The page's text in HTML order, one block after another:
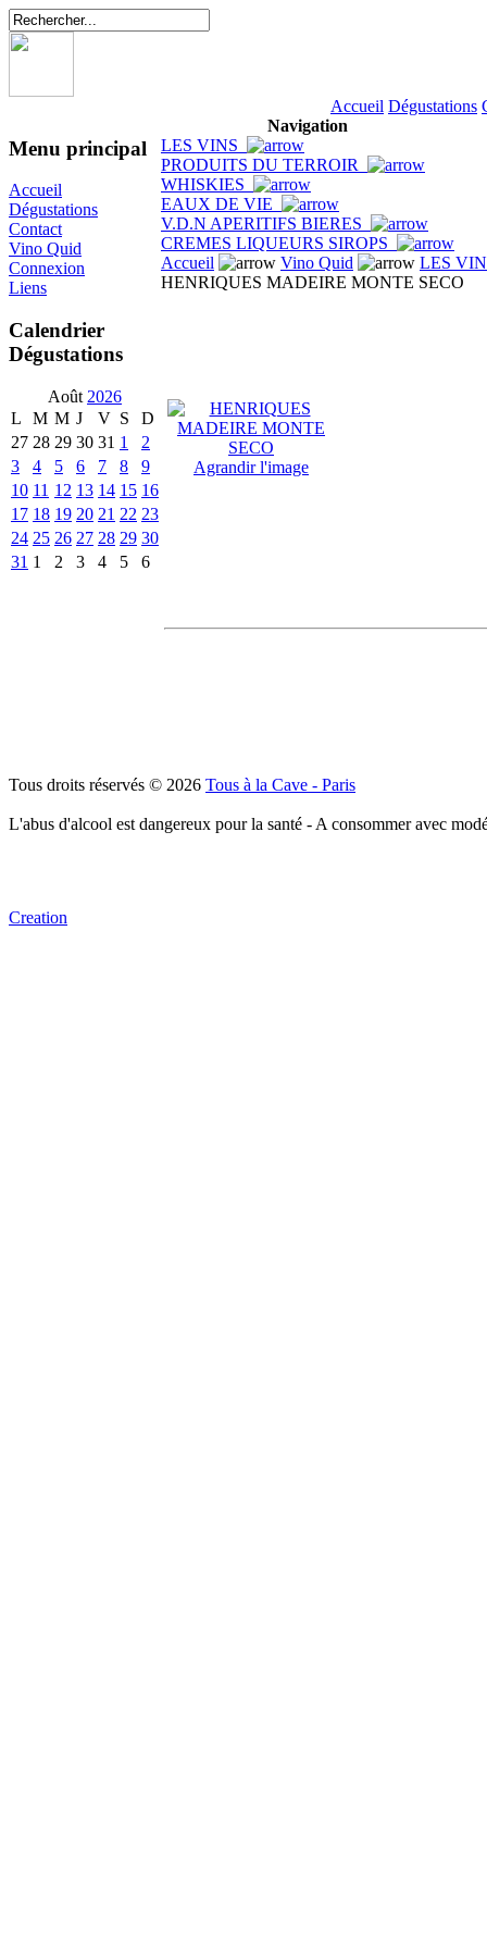
Accueil Dégustations
Menu principal
Accueil
Dégustations
Contact
Vino Quid
Connexion
Liens
Calendrier
Dégustations
Août 2026
L
M M J V S
D
27 28 29 30 31 1
2
3
4 5 6 7 8
9
10 11 12 13 14 15 16
17 18 19 20 21 22 23
24 25 26 27 28 29 30
31 1 2 3 4 5 6
Navigation
LES VINS
PRODUITS DU TERROIR
WHISKIES
EAUX DE VIE
V.D.N APERITIFS BIERES
CREMES LIQUEURS SIROPS
Accueil
Vino Quid
LES
HENRIQUES MADEIRE MONTE SECO
Agrandir l'image
Tous droits réservés © 2026 Tous à la Cave - Paris
L'abus d'alcool est dangereux pour la santé - A consommer avec
Creation